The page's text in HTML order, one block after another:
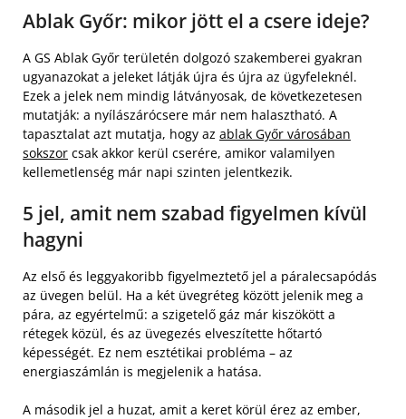
Ablak Győr: mikor jött el a csere ideje?
A GS Ablak Győr területén dolgozó szakemberei gyakran
ugyanazokat a jeleket látják újra és újra az ügyfeleknél.
Ezek a jelek nem mindig látványosak, de következetesen
mutatják: a nyílászárócsere már nem halasztható. A
tapasztalat azt mutatja, hogy az ablak Győr városában
sokszor csak akkor kerül cserére, amikor valamilyen
kellemetlenség már napi szinten jelentkezik.
5 jel, amit nem szabad figyelmen kívül
hagyni
Az első és leggyakoribb figyelmeztető jel a páralecsapódás
az üvegen belül. Ha a két üvegréteg között jelenik meg a
pára, az egyértelmű: a szigetelő gáz már kiszökött a
rétegek közül, és az üvegezés elveszítette hőtartó
képességét. Ez nem esztétikai probléma – az
energiaszámlán is megjelenik a hatása.
A második jel a huzat, amit a keret körül érez az ember,